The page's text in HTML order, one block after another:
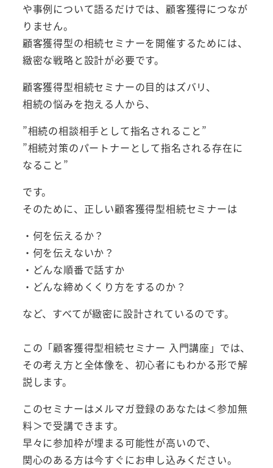
や事例について語るだけでは、顧客獲得につなが
りません。
顧客獲得型の相続セミナーを開催するためには、
緻密な戦略と設計が必要です。
顧客獲得型相続セミナーの目的はズバリ、
相続の悩みを抱える人から、
”相続の相談相手として指名されること”
”相続対策のパートナーとして指名される存在に
なること”
です。
そのために、正しい顧客獲得型相続セミナーは
・何を伝えるか？
・何を伝えないか？
・どんな順番で話すか
・どんな締めくくり方をするのか？
など、すべてが緻密に設計されているのです。
この「顧客獲得型相続セミナー 入門講座」では、
その考え方と全体像を、初心者にもわかる形で解
説します。
このセミナーはメルマガ登録のあなたは＜参加無
料＞で受講できます。
早々に参加枠が埋まる可能性が高いので、
関心のある方は今すぐにお申し込みください。